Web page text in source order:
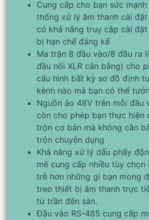
Cung cấp cho bạn sức
thống xử lý âm thanh cài
có khả năng truy cập cài
bị hạn chế đáng kể
Ma trận 8 đầu vào/8 đầu ra
đầu nối XLR cân bằng) cho
cấu hình bất kỳ sơ đồ định
kênh nào mà bạn có thể
Nguồn ảo 48V trên mỗi đầu
còn cho phép bạn thực hiện
trộn cơ bản mà không cần
trộn chuyên dụng
Khả năng xử lý dấu phẩy
mẽ cung cấp nhiều tùy
trễ hơn những gì bạn mong
treo thiết bị âm thanh trực
từ trần đến sàn.
Đầu vào RS-485 cung cấp